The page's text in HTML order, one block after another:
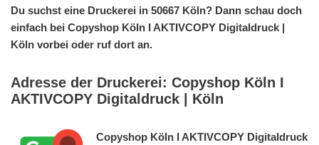
Du suchst eine Druckerei in 50667 Köln? Dann schau doch
einfach bei Copyshop Köln I AKTIVCOPY Digitaldruck |
Köln vorbei oder ruf dort an.
Adresse der Druckerei: Copyshop Köln I
AKTIVCOPY Digitaldruck | Köln
Copyshop Köln I AKTIVCOPY Digitaldruck